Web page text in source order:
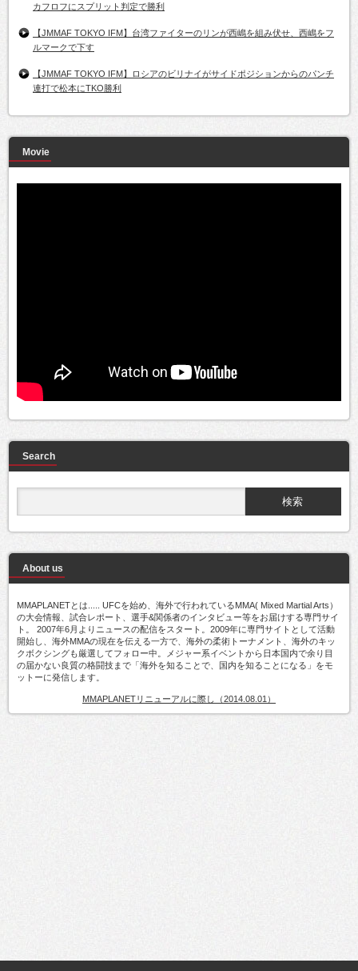
カフロフにスプリット判定で勝利
【JMMAF TOKYO IFM】台湾ファイターのリンが西嶋を組み伏せ、西嶋をフ
ルマークで下す
【JMMAF TOKYO IFM】ロシアのビリナイがサイドポジションからのパンチ
連打で松本にTKO勝利
Movie
Search
About us
MMAPLANETとは..... UFCを始め、海外で行われているMMA( Mixed Martial Arts）
の大会情報、試合レポート、選手&関係者のインタビュー等をお届けする専門サイ
ト。 2007年6月よりニュースの配信をスタート。2009年に専門サイトとして活動
開始し、海外MMAの現在を伝える一方で、海外の柔術トーナメント、海外のキッ
クボクシングも厳選してフォロー中。メジャー系イベントから日本国内で余り目
の届かない良質の格闘技まで「海外を知ることで、国内を知ることになる」をモ
ットーに発信します。
MMAPLANETリニューアルに際し（2014.08.01）